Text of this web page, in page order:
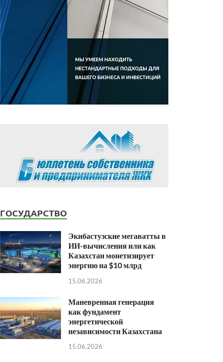
ГОСУДАРСТВО
Экибастузские мегаватты в
ИИ-вычисления или как
Казахстан монетизирует
энергию на $10 млрд
15.06.2026
Маневренная генерация
как фундамент
энергетической
независимости Казахстана
15.06.2026